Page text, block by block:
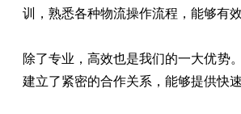
训，熟悉各种物流操作流程，能够有
除了专业，高效也是我们的一大优势
建立了紧密的合作关系，能够提供快